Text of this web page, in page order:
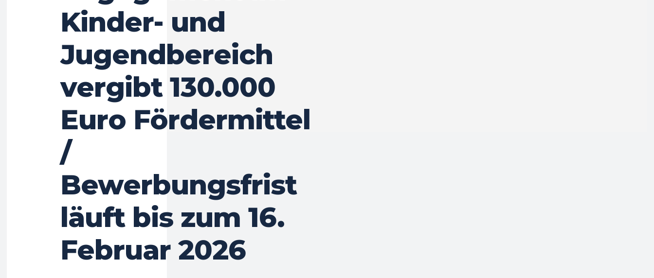
Kinder- und
Jugendbereich
vergibt 130.000
Euro Fördermittel
/
Bewerbungsfrist
läuft bis zum 16.
Februar 2026